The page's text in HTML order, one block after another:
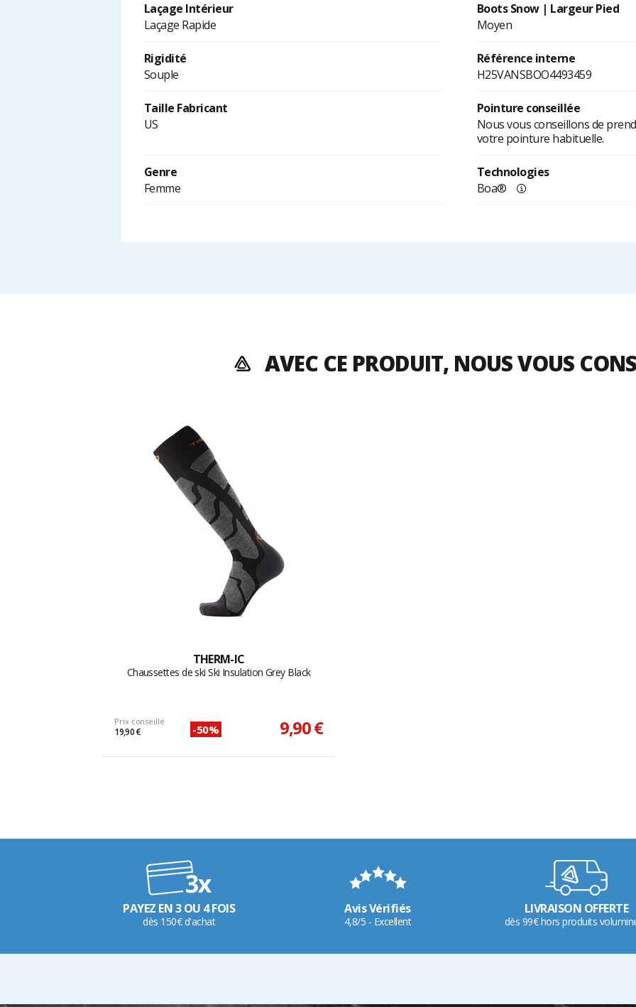
Laçage Intérieur
Laçage Rapide
Boots Snow | Largeur Pied
Moyen
Rigidité
Souple
Référence interne
H25VANSBOO4493459
Taille Fabricant
US
Pointure conseillée
Nous vous conseillons de
votre pointure habituelle.
Genre
Femme
Technologies
Boa®
AVEC CE PRODUIT, NOUS VOUS
THERM-IC
Chaussettes de ski Ski Insulation Grey Black
Prix conseillé
19,90 € -50% 9,90 €
PAYEZ EN 3 OU 4 FOIS
dès 150€ d'achat
Avis Vérifiés
4,8/5 - Excellent
LIVRAISON OFFERTE
dès 99€ hors produits